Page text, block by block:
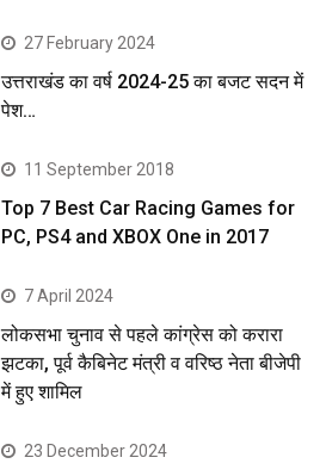
27 February 2024
उत्तराखंड का वर्ष 2024-25 का बजट सदन में
पेश…
11 September 2018
Top 7 Best Car Racing Games for
PC, PS4 and XBOX One in 2017
7 April 2024
लोकसभा चुनाव से पहले कांग्रेस को करारा
झटका, पूर्व कैबिनेट मंत्री व वरिष्ठ नेता बीजेपी
में हुए शामिल
23 December 2024